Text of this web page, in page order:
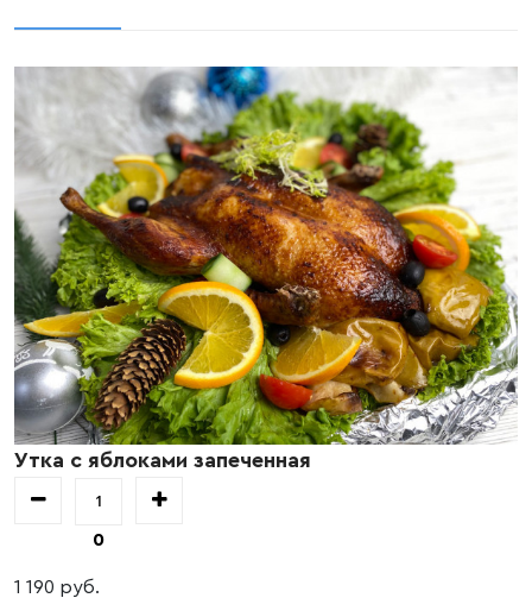
Утка с яблоками запеченная
0
1 190 руб.